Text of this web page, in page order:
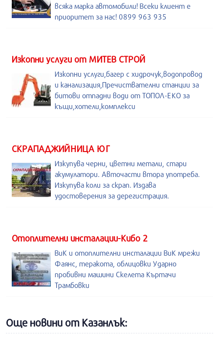
всяка марка автомобили! Всеки клиент е
приоритет за нас! 0899 963 935
Изкопни услуги от МИТЕВ СТРОЙ
Изкопни услуги,багер с хидрочук,водопровод
и канализация,Пречиствателни станции за
битови отпадни води от ТОПОЛ-ЕКО за
къщи,хотели,комплекси
СКРАПАДЖИЙНИЦА ЮГ
Изкупува черни, цветни метали, стари
акумулатори. Авточасти втора употреба.
Изкупува коли за скрап. Издава
удостоверения за дерегистрация.
Отоплителни инсталации-Кибо 2
ВиК и отоплителни инсталации ВиК мрежи
Фаянс, теракота, облицовки Ударно
пробивни машини Скелета Къртачи
Трамбовки
Още новини от Казанлък: